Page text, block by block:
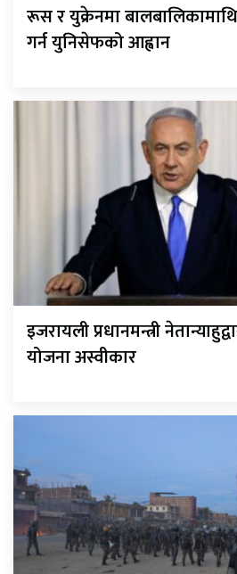
रूस र युक्रेनमा
गर्न युनिसेफको आह्वान
इजरायली प्रधानमन्त्री
योजना अस्वीकार